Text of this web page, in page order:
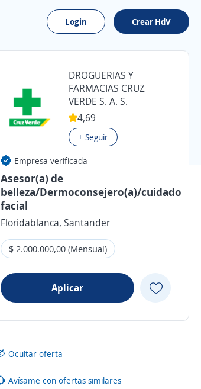
Login Crear HdV
DROGUERIAS Y
FARMACIAS CRUZ
VERDE S. A. S.
4,69
+ Seguir
Empresa verificada
Asesor(a) de
belleza/Dermoconsejero(a)/cuidado
facial
Floridablanca, Santander
$ 2.000.000,00 (Mensual)
Aplicar
Ocultar oferta
Avísame con ofertas similares